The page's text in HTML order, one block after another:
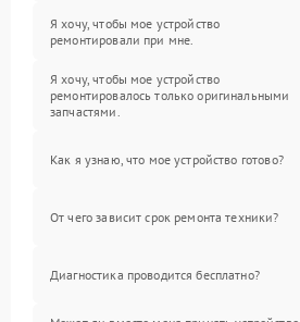
Я хочу, чтобы мое устройство
ремонтировали при мне.
Я хочу, чтобы мое устройство
ремонтировалось только оригинальными
запчастями.
Как я узнаю, что мое устройство готово?
От чего зависит срок ремонта техники?
Диагностика проводится бесплатно?